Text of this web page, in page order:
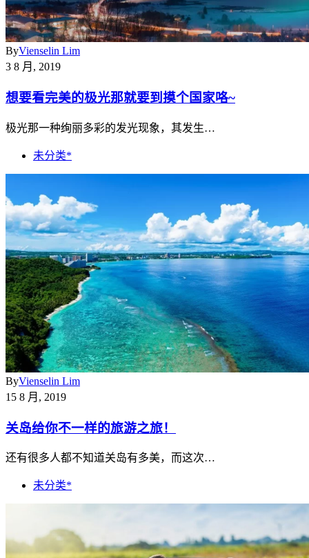
ByVienselin Lim
3 8 月, 2019
想要看完美的极光那就要到摸个国家咯~
极光那一种绚丽多彩的发光现象，其发生…
未分类*
ByVienselin Lim
15 8 月, 2019
关岛给你不一样的旅游之旅！
还有很多人都不知道关岛有多美，而这次…
未分类*